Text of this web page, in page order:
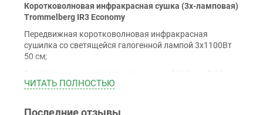
Наличными
Оплата картой Visa, Mastercard - LiqPay
Приватбанк
Коротковолновая инфракрасная сушка (3х-ламповая)
Trommelberg IR3 Economy
Передвижная коротковолновая инфракрасная
сушилка со светящейся галогенной лампой 3х1100Вт
50 см;
2 светодиодных дисплея, электронный таймер 0-60
мин;
питания 1PHx230V 3х-ламповая
ЧИТАТЬ ПОЛНОСТЬЮ
Последние отзывы